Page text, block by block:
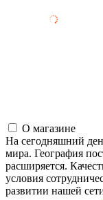
О магазине
На сегодняшний
мира. География
расширяется.
условия
развитии нашей